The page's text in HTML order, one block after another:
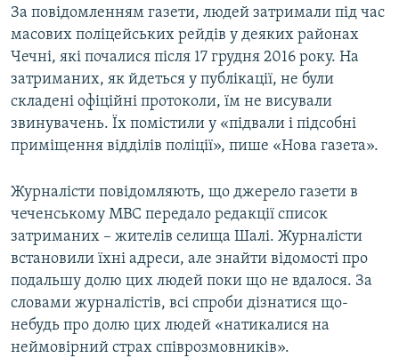
За повідомленням газети, людей затримали під час
масових поліцейських рейдів у деяких районах
Чечні, які почалися після 17 грудня 2016 року. На
затриманих, як йдеться у публікації, не були
складені офіційні протоколи, їм не висували
звинувачень. Їх помістили у «підвали і підсобні
приміщення відділів поліції», пише «Нова газета».
Журналісти повідомляють, що джерело газети в
чеченському МВС передало редакції список
затриманих – жителів селища Шалі. Журналісти
встановили їхні адреси, але знайти відомості про
подальшу долю цих людей поки що не вдалося. За
словами журналістів, всі спроби дізнатися що-
небудь про долю цих людей «натикалися на
неймовірний страх співрозмовників».